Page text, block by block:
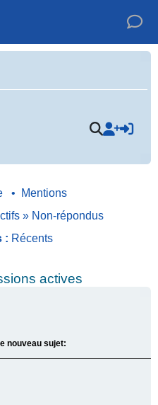
•
Mentions
» Non-répondus
: Récents
actives
nouveau sujet: